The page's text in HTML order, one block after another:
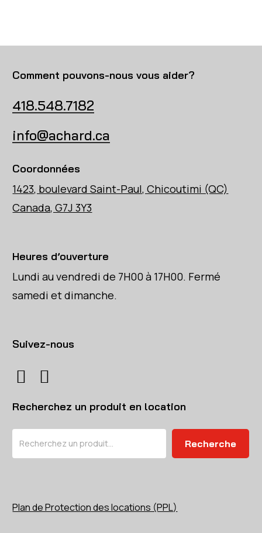
Comment pouvons-nous vous aider?
418.548.7182
info@achard.ca
Coordonnées
1423, boulevard Saint-Paul, Chicoutimi (QC)
Canada, G7J 3Y3
Heures d’ouverture
Lundi au vendredi de 7H00 à 17H00. Fermé
samedi et dimanche.
Suivez-nous
Recherchez un produit en location
Recherche
Plan de Protection des locations (PPL)